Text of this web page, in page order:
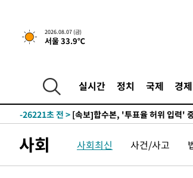
2026.08.07 (금)
서울 33.9℃
실시간 정치 국제 경제
-29383초 전 >민주 콩고 에볼라환자 4천명 돌파,
-26340초 전 >
[속보]경찰·노동부, HL만도 평택
-26221초 전 >[속보]합수본, '투표율 허위 입력'
압수수색
-25976초 전 >[속보]원·달러 환율, 오전 9시
-25772초 전 >
-25758초 전 >
[속보]코스닥, 5.95포인트(0.74%)
사회 사회최신 사건/사고